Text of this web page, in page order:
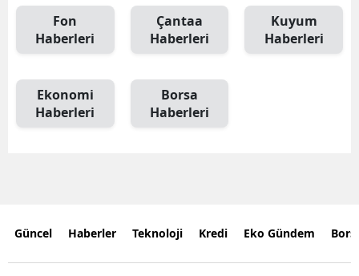
Fon
Haberleri
Çantaa
Haberleri
Kuyum
Haberleri
Ekonomi
Haberleri
Borsa
Haberleri
Güncel Haberler Teknoloji Kredi Eko Gündem